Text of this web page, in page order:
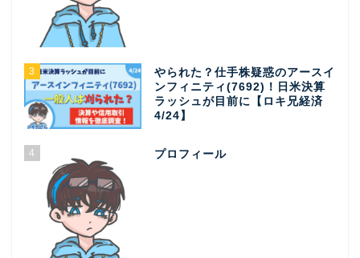
3
やられた？仕手株疑惑のアースイ
ンフィニティ(7692)！日米決算
ラッシュが目前に【ロキ兄経済
4/24】
4 プロフィール